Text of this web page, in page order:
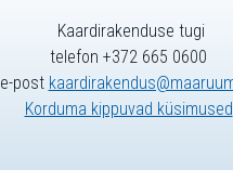
Kaardirakenduse tugi
telefon +372 665 0600
e-post
Korduma kippuvad küsimused